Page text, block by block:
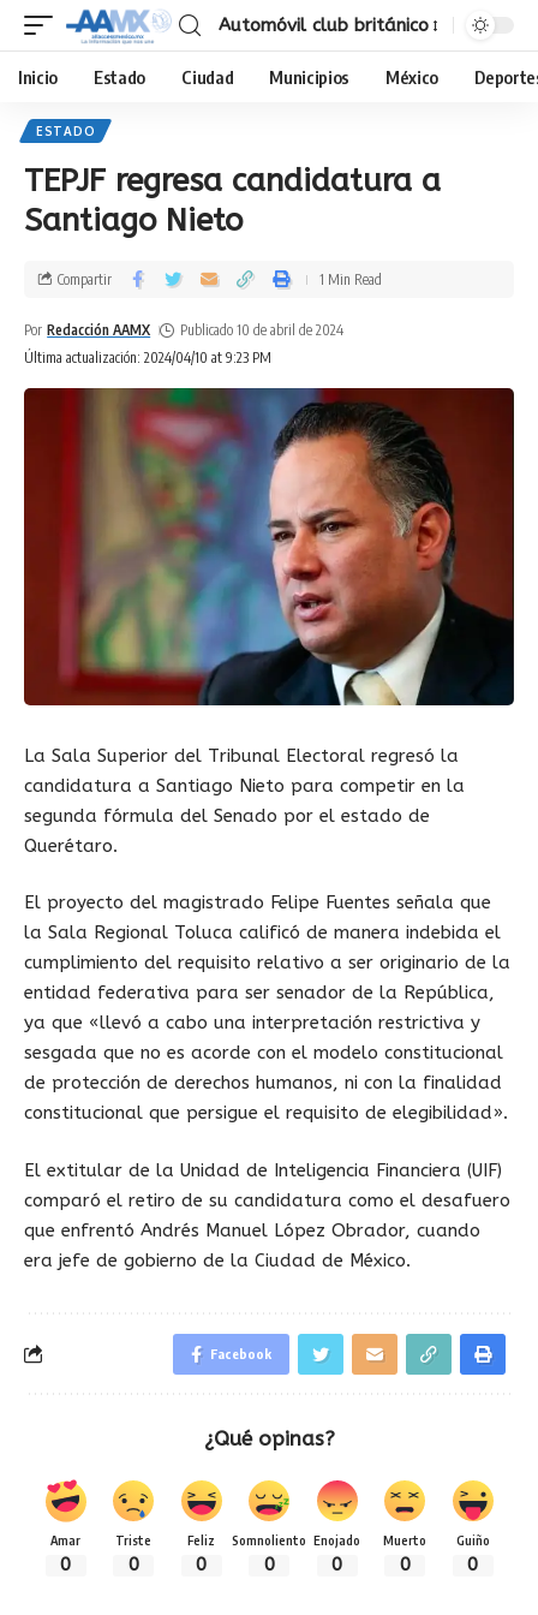
Automóvil club británico
Inicio Estado Ciudad Municipios México
ESTADO
TEPJF regresa candidatura a
Santiago Nieto
Última actualización: 2024/04/10 at 9:23 PM
Por Redacción AAMX Publicado 10 de abril de 2024
Compartir 1 Min Read
La Sala Superior del Tribunal Electoral regresó la
candidatura a Santiago Nieto para competir en la
segunda fórmula del Senado por el estado de
Querétaro.
El proyecto del magistrado Felipe Fuentes señala que
la Sala Regional Toluca calificó de manera indebida el
cumplimiento del requisito relativo a ser originario de la
entidad federativa para ser senador de la República,
ya que «llevó a cabo una interpretación restrictiva y
sesgada que no es acorde con el modelo constitucional
de protección de derechos humanos, ni con la finalidad
constitucional que persigue el requisito de elegibilidad».
El extitular de la Unidad de Inteligencia Financiera (UIF)
comparó el retiro de su candidatura como el desafuero
que enfrentó Andrés Manuel López Obrador, cuando
era jefe de gobierno de la Ciudad de México.
Facebook
¿Qué opinas?
Amar
0
Triste
0
Feliz
0
Somnoliento
0
Enojado
0
Muerto
0
Guiño
0